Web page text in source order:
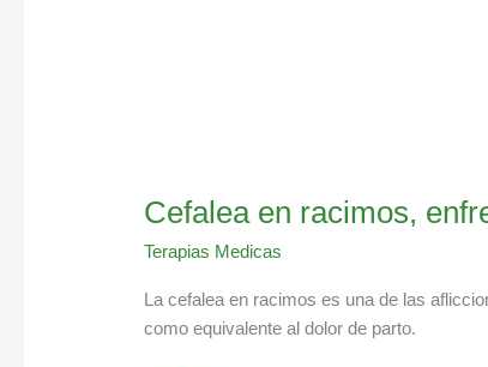
Cefalea en racimos,
Terapias Medicas
La cefalea en racimos es una de las
como equivalente al dolor de parto.